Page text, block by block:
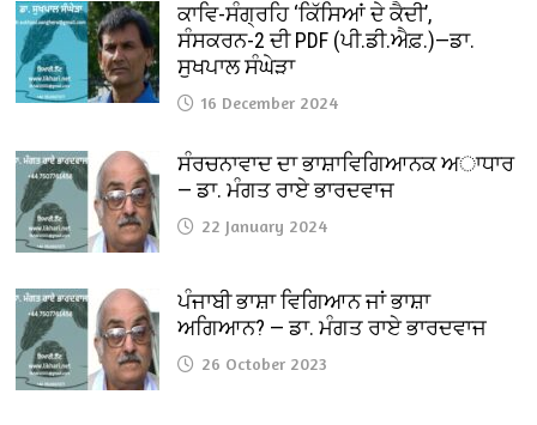
ਕਾਵਿ-ਸੰਗ੍ਰਹਿ ‘ਕਿੱਸਿਆਂ ਦੇ ਕੈਦੀ’,
ਸੰਸਕਰਨ-2 ਦੀ PDF (ਪੀ.ਡੀ.ਐਫ਼.)—ਡਾ.
ਸੁਖਪਾਲ ਸੰਘੇੜਾ
16 December 2024
ਸੰਰਚਨਾਵਾਦ ਦਾ ਭਾਸ਼ਾਵਿਗਿਆਨਕ ਅਾਧਾਰ
— ਡਾ. ਮੰਗਤ ਰਾਏ ਭਾਰਦਵਾਜ
22 January 2024
ਪੰਜਾਬੀ ਭਾਸ਼ਾ ਵਿਗਿਆਨ ਜਾਂ ਭਾਸ਼ਾ
ਅਗਿਆਨ? — ਡਾ. ਮੰਗਤ ਰਾਏ ਭਾਰਦਵਾਜ
26 October 2023